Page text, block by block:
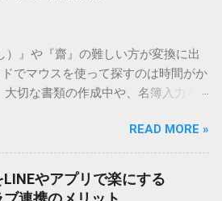
）』や『齋』の難しい方が変換に出
でマウスを使って探すのは時間がか
切な書類の作成中や、名簿入力を
の人が「IMEパッド（手書き入力）」
スで一画ずつ書くのは非効率です
結局見つからないことも少なくあり
IMEパッドを使わずに、特定のコー
READ MORE »
やアプリで楽にする